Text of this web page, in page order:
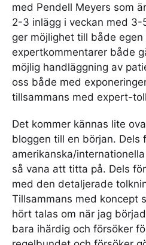
med Pendell Meyers som
2-3 inlägg i veckan med 3-
ger möjlighet till både
expertkommentarer både
möjlig handläggning av
oss både med
tillsammans med expert-
Det kommer kännas lite
bloggen till en början. Dels
amerikanska/
så vana att titta på. Dels
med den detaljerade
Tillsammans med koncept
hört talas om när jag
bara ihärdig och försöker